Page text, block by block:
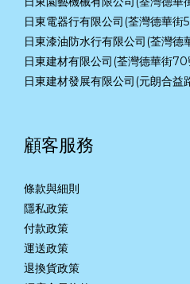
日東電器行有限公司(荃灣德華街
日東漆油防水行有限公司(荃灣德
日東建材有限公司(荃灣德華街70
日東建材發展有限公司(元朗合益
顧客服務
條款與細則
隱私政策
付款政策
運送政策
退換貨政策